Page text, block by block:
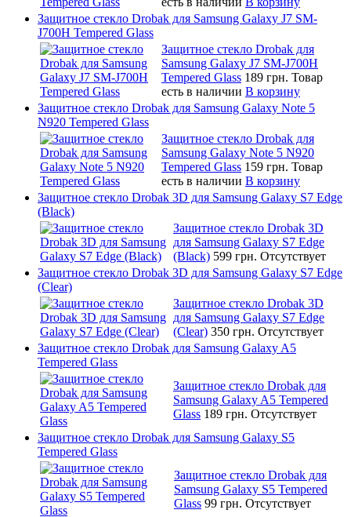
Защитное стекло Drobak для Samsung Galaxy J7 SM-
J700H Tempered Glass
Защитное стекло Drobak для
Samsung Galaxy J7 SM-J700H
Tempered Glass 189 грн. Товар
есть в наличии В корзину
Защитное стекло Drobak для Samsung Galaxy Note 5
N920 Tempered Glass
Защитное стекло Drobak для
Samsung Galaxy Note 5 N920
Tempered Glass 159 грн. Товар
есть в наличии В корзину
Защитное стекло Drobak 3D для Samsung Galaxy S7 Edge
(Black)
Защитное стекло Drobak 3D
для Samsung Galaxy S7 Edge
(Black) 599 грн. Отсутствует
Защитное стекло Drobak 3D для Samsung Galaxy S7 Edge
(Clear)
Защитное стекло Drobak 3D
для Samsung Galaxy S7 Edge
(Clear) 350 грн. Отсутствует
Защитное стекло Drobak для Samsung Galaxy A5
Tempered Glass
Защитное стекло Drobak для
Samsung Galaxy A5 Tempered
Glass 189 грн. Отсутствует
Защитное стекло Drobak для Samsung Galaxy S5
Tempered Glass
Защитное стекло Drobak для
Samsung Galaxy S5 Tempered
Glass 99 грн. Отсутствует